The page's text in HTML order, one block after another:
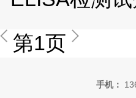
第1页
手机：